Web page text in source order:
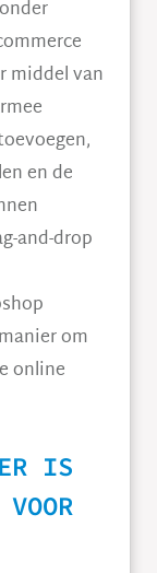
middel van
en de
and-drop
om
online
IS